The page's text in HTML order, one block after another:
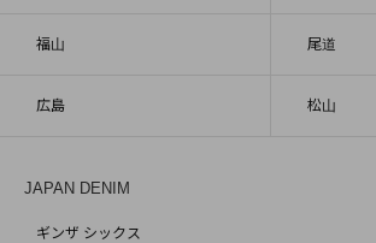
福山 尾道
広島 松山
JAPAN DENIM
ギンザ シックス